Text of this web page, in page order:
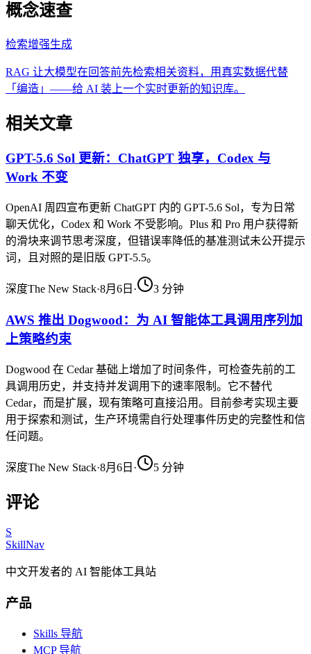
概念速查
检索增强生成
RAG 让大模型在回答前先检索相关资料，用真实数据代替
「编造」——给 AI 装上一个实时更新的知识库。
相关文章
GPT-5.6 Sol 更新：ChatGPT 独享，Codex 与
Work 不变
OpenAI 周四宣布更新 ChatGPT 内的 GPT-5.6 Sol，专为日常
聊天优化，Codex 和 Work 不受影响。Plus 和 Pro 用户获得新
的滑块来调节思考深度，但错误率降低的基准测试未公开提示
词，且对照的是旧版 GPT-5.5。
深度The New Stack·8月6日 · 3 分钟
AWS 推出 Dogwood：为 AI 智能体工具调用序列加
上策略约束
Dogwood 在 Cedar 基础上增加了时间条件，可检查先前的工
具调用历史，并支持并发调用下的速率限制。它不替代
Cedar，而是扩展，现有策略可直接沿用。目前参考实现主要
用于探索和测试，生产环境需自行处理事件历史的完整性和信
任问题。
深度The New Stack·8月6日 · 5 分钟
评论
S
SkillNav
中文开发者的 AI 智能体工具站
产品
Skills 导航
MCP 导航